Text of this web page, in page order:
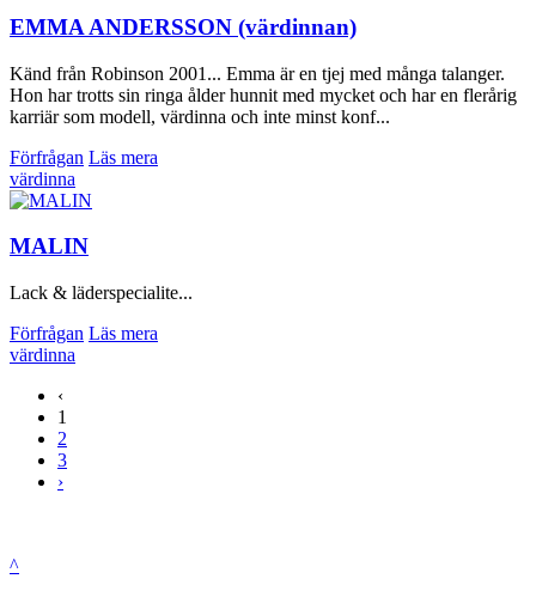
EMMA ANDERSSON (värdinnan)
Känd från Robinson 2001... Emma är en tjej med många talanger.
Hon har trotts sin ringa ålder hunnit med mycket och har en flerårig
karriär som modell, värdinna och inte minst konf...
Förfrågan Läs mera
värdinna
MALIN
Lack & läderspecialite...
Förfrågan Läs mera
värdinna
‹
1
2
3
›
^